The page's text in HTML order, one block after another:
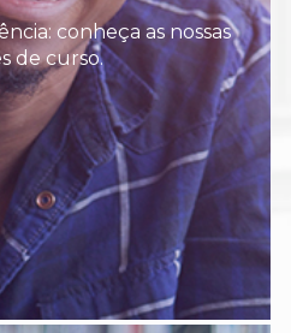
conheça as nossas
de curso.